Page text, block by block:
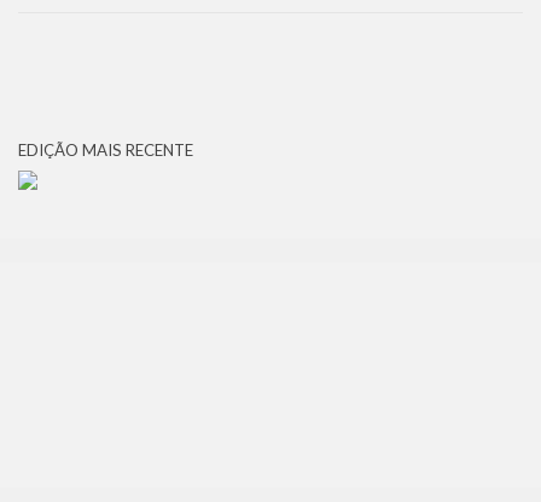
EDIÇÃO MAIS RECENTE